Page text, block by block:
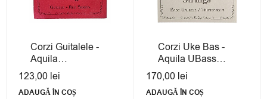
Corzi Guitalele -
Aquila
Guilele/Guitalele
Red Series
123,00 lei
ADAUGĂ ÎN COȘ
Corzi Uke Bas -
Aquila UBass
Strings Thundergut
170,00 lei
ADAUGĂ ÎN COȘ